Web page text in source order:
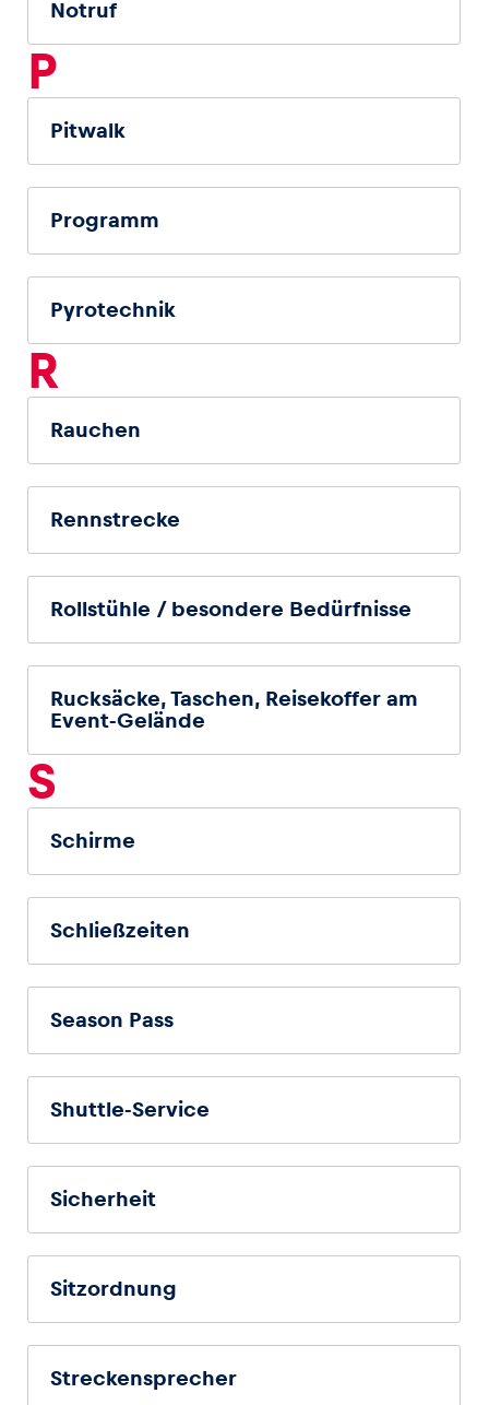
Notruf
P
Pitwalk
Programm
Pyrotechnik
R
Rauchen
Rennstrecke
Rollstühle / besondere Bedürfnisse
Rucksäcke, Taschen, Reisekoffer am
Event-Gelände
S
Schirme
Schließzeiten
Season Pass
Shuttle-Service
Sicherheit
Sitzordnung
Streckensprecher